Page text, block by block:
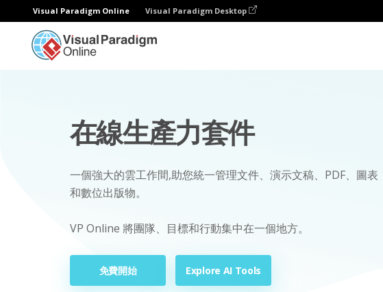
Visual Paradigm Online Visual Paradigm Desktop
在線生產力套件
一個強大的雲工作間,助您統一管理文件、演示文稿、PDF、圖表
和數位出版物。
VP Online 將團隊、目標和行動集中在一個地方。
免費開始 Explore AI Tools